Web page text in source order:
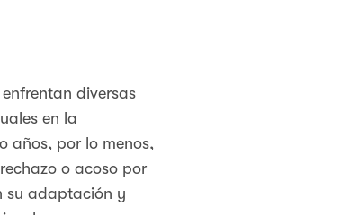
diversas
en la
años, por lo menos,
o acoso por
su adaptación y